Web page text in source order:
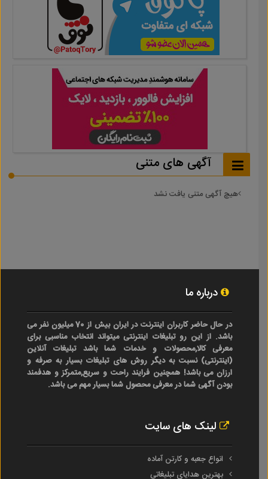
آگهی های متنی
هیچ آگهی متنی یافت نشد
درباره ما
در حال حاضر کاربران اینترنت در ایران بیش از 70 میلیون نفر می
باشد. از این رو تبلیغات اینترنتی میتواند انتخاب مناسبی برای
معرفی کالا,محصولات و خدمات شما باشد تبلیغات آنلاین
(اینترنتی) نسبت به دیگر روش های تبلیغات بسیار به صرفه و
ارزان می باشد! همچنین فرایند راحت و سریع,متمرکز و هدفمند
بودن آگهی شما در معرفی محصول شما بسیار مهم می باشد.
لینک های سایت
انواع جعبه و کارتن آماده
بهترین هدایای تبلیغاتی